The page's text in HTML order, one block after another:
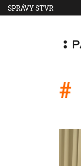
SPRÁVY STVR